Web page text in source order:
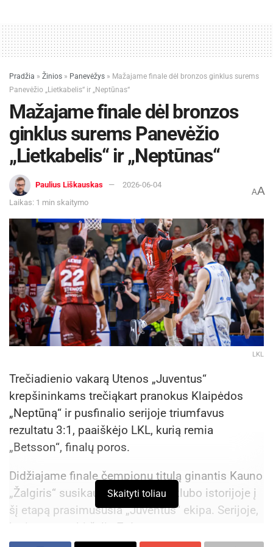
Pradžia » Žinios » Panevėžys » Mažajame finale dėl bronzos ginklus surems
Panevėžio „Lietkabelis“ ir „Neptūnas“
Mažajame finale dėl bronzos
ginklus surems Panevėžio
„Lietkabelis“ ir „Neptūnas“
Paulius Liškauskas
2026-06-04
Laikas: 1 min skaitymo
AA
LKL
Trečiadienio vakarą Utenos „Juventus“
krepšininkams trečiąkart pranokus Klaipėdos
„Neptūną“ ir pusfinalio serijoje triumfavus
rezultatu 3:1, paaiškėjo LKL, kurią remia
„Betsson“, finalų poros.
Didžiajame finale čempionų titulą ginantis Kauno
„Žalgiris“ susikaus su pirmąsyk klubo istorijoje į
šį etapą prasimušusia „Juventus“ ekipa. Serijoje,
kuri startuos birželio 7 d.
Skaityti toliau